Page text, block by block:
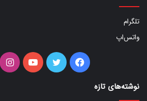
تلگرام
واتس‌اپ
فیس توییتر یوتیوب
نوشته‌های تازه